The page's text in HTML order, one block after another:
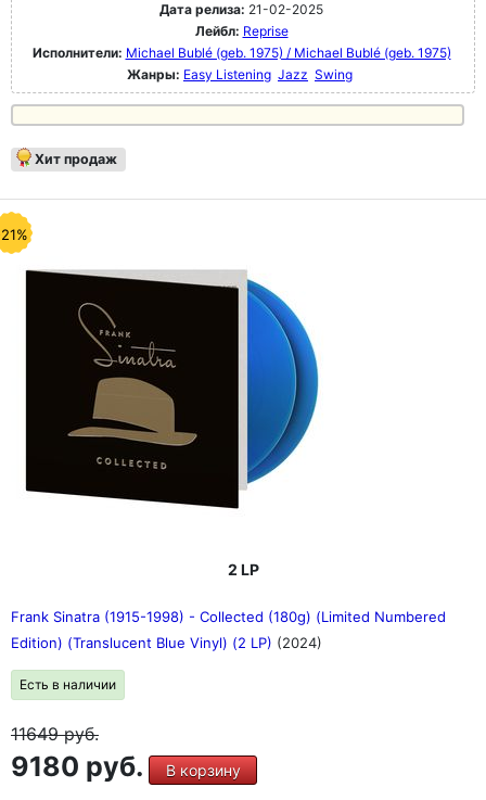
Дата релиза: 21-02-2025
Лейбл: Reprise
Исполнители: Michael Bublé (geb. 1975) / Michael Bublé (geb. 1975)
Жанры: Easy Listening Jazz Swing
Хит продаж
2 LP
Frank Sinatra (1915-1998) - Collected (180g) (Limited Numbered
Edition) (Translucent Blue Vinyl) (2 LP) (2024)
Есть в наличии
11649руб.
9180 руб. В корзину